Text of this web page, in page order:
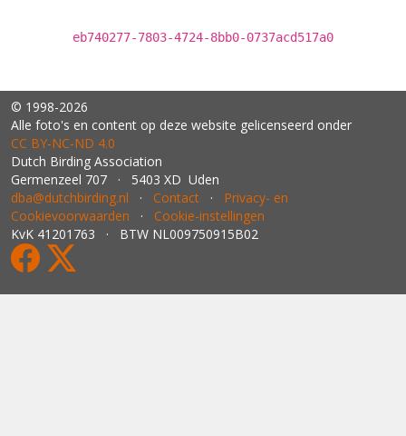
eb740277-7803-4724-8bb0-0737acd517a0
© 1998-2026
Alle foto's en content op deze website gelicenseerd onder
CC BY‑NC‑ND 4.0
Dutch Birding Association
Germenzeel 707 · 5403 XD Uden
dba@dutchbirding.nl · Contact · Privacy- en
Cookievoorwaarden · Cookie-instellingen
KvK 41201763 · BTW NL009750915B02